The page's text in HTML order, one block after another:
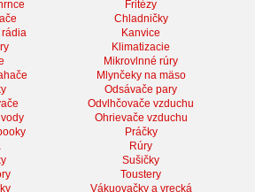
Fritézy
Chladničky
rádia
Kanvice
Klimatizacie
Mikrovlnné rúry
Mlynčeky na mäso
Odsávače pary
Odvlhčovače vzduchu
Ohrievače vzduchu
Práčky
Rúry
Sušičky
Toustery
Vákuovačky a vrecká